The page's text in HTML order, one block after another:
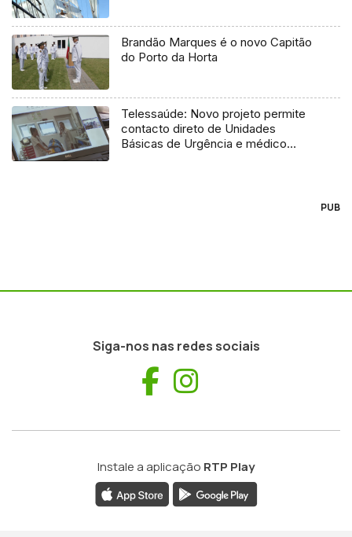
Brandão Marques é o novo Capitão
do Porto da Horta
Telessaúde: Novo projeto permite
contacto direto de Unidades
Básicas de Urgência e médico
PUB
Siga-nos nas redes sociais
Facebook
Instale a aplicação RTP Play